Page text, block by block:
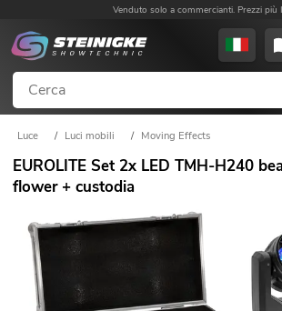
Venduto solo a commercianti. Prezzi più
Luce / Luci mobili / Moving Effects
EUROLITE Set 2x LED TMH-H240
flower + custodia